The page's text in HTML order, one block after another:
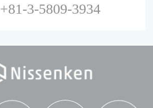
+81-3-5809-3934